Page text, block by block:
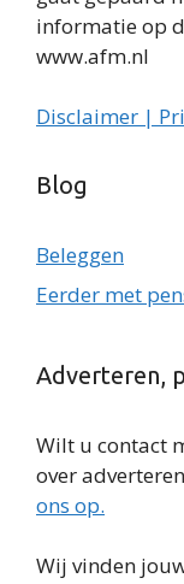
informatie op
www.afm.nl
Disclaimer |
Blog
Beleggen
Eerder met
Adverteren,
Wilt u contact
over
ons op.
Wij vinden